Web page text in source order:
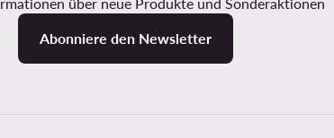
über neue Produkte und Sonderaktionen
Abonniere den Newsletter